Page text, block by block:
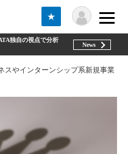
★
独自の視点で分析
News
スやインターンシップ系新規事業